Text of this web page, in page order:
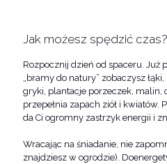
Jak możesz spędzić czas?
Rozpocznij dzień od spaceru. Już
„bramy do natury” zobaczysz
gryki, plantacje porzeczek, malin,
przepełnia zapach ziół i kwiatów.
da Ci ogromny zastrzyk energii i
Wracając na śniadanie, nie
znajdziesz w ogrodzie).